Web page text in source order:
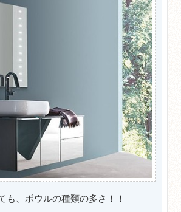
も、ボウルの種類の多さ！！